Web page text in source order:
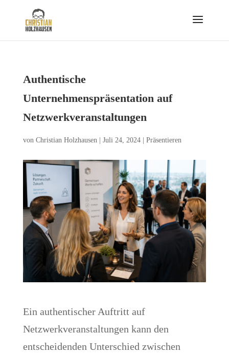
Authentische
Unternehmenspräsentation auf
Netzwerkveranstaltungen
von Christian Holzhausen| Juli 24, 2024| Präsentieren
Ein authentischer Auftritt auf
Netzwerkveranstaltungen kann den
entscheidenden Unterschied zwischen